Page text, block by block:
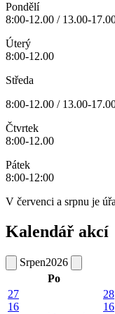
Pondělí
8:00-12.00 / 13.00-
Úterý
8:00-12.00
Středa
8:00-12.00 / 13.00-
Čtvrtek
8:00-12.00
Pátek
8:00-12:00
V červenci a srpnu je
Kalendář akcí
Srpen2026
Po
27
16
28
16